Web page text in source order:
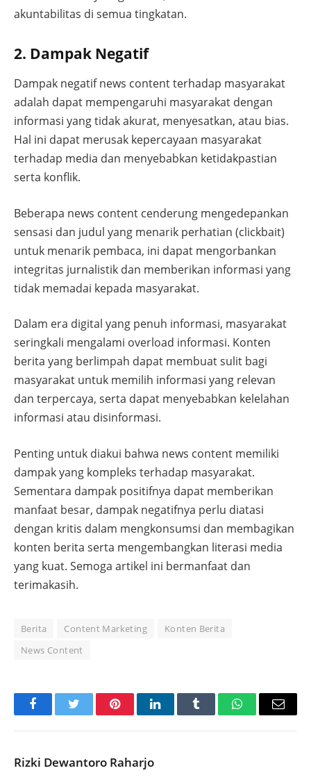
akuntabilitas di semua tingkatan.
2. Dampak Negatif
Dampak negatif news content terhadap masyarakat
adalah dapat mempengaruhi masyarakat dengan
informasi yang tidak akurat, menyesatkan, atau bias.
Hal ini dapat merusak kepercayaan masyarakat
terhadap media dan menyebabkan ketidakpastian
serta konflik.
Beberapa news content cenderung mengedepankan
sensasi dan judul yang menarik perhatian (clickbait)
untuk menarik pembaca, ini dapat mengorbankan
integritas jurnalistik dan memberikan informasi yang
tidak memadai kepada masyarakat.
Dalam era digital yang penuh informasi, masyarakat
seringkali mengalami overload informasi. Konten
berita yang berlimpah dapat membuat sulit bagi
masyarakat untuk memilih informasi yang relevan
dan terpercaya, serta dapat menyebabkan kelelahan
informasi atau disinformasi.
Penting untuk diakui bahwa news content memiliki
dampak yang kompleks terhadap masyarakat.
Sementara dampak positifnya dapat memberikan
manfaat besar, dampak negatifnya perlu diatasi
dengan kritis dalam mengkonsumsi dan membagikan
konten berita serta mengembangkan literasi media
yang kuat. Semoga artikel ini bermanfaat dan
terimakasih.
Berita Content Marketing
Konten Berita
News Content
FacebookTwitter PinterestLinkedInTumblr WhatsAppEmail
Rizki Dewantoro Raharjo